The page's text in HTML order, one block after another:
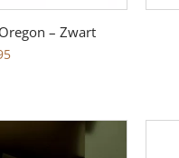
– Zwart